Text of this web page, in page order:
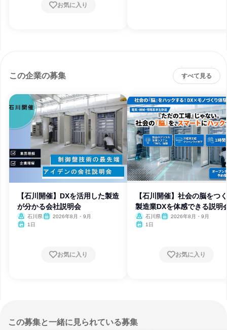
お気に入り
この企業の募集 すべて見る
【石川開催】DXを活用した製造
が分かる会社説明会
石川県
2026年8月・9月
1日
お気に入り
【石川開催】社会の脳をつ
製造業DXを体感できる説明
石川県
2026年8月・9月
1日
お気に入り
この募集と一緒に見られている募集